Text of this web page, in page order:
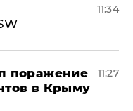
11:34
поражение
в Крыму
11:27